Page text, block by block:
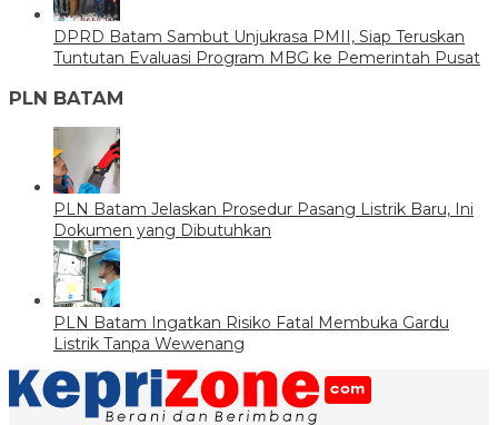
DPRD Batam Sambut Unjukrasa PMII, Siap Teruskan
Tuntutan Evaluasi Program MBG ke Pemerintah Pusat
PLN BATAM
PLN Batam Jelaskan Prosedur Pasang Listrik Baru, Ini
Dokumen yang Dibutuhkan
PLN Batam Ingatkan Risiko Fatal Membuka Gardu
Listrik Tanpa Wewenang